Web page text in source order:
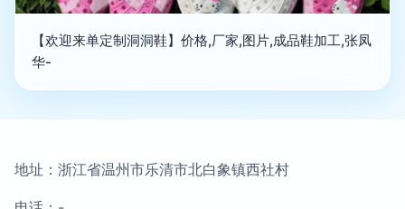
【欢迎来单定制洞洞鞋】价格,厂家,图片,成品鞋加工,张凤
华-
地址：浙江省温州市乐清市北白象镇西社村